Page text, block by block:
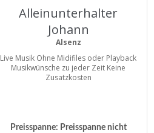
Alleinunterhalter
Johann
Alsenz
Live Musik Ohne Midifiles oder Playback
Musikwünsche zu jeder Zeit Keine
Zusatzkosten
Preisspanne: Preisspanne nicht